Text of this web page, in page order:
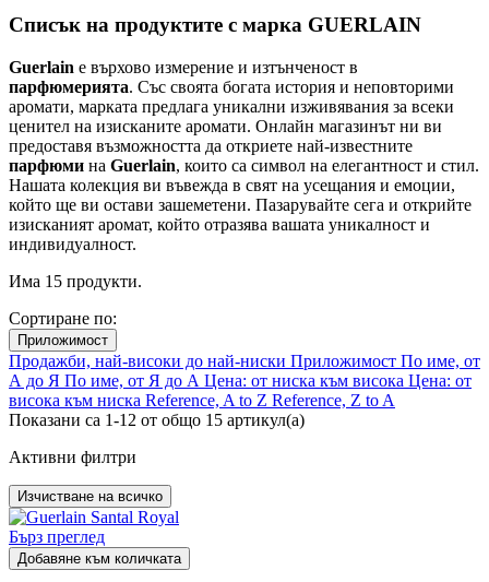
Списък на продуктите с марка GUERLAIN
Guerlain е върхово измерение и изтънченост в
парфюмерията. Със своята богата история и неповторими
аромати, марката предлага уникални изживявания за всеки
ценител на изисканите аромати. Онлайн магазинът ни ви
предоставя възможността да откриете най-известните
парфюми на Guerlain, които са символ на елегантност и стил.
Нашата колекция ви въвежда в свят на усещания и емоции,
който ще ви остави зашеметени. Пазарувайте сега и открийте
изисканият аромат, който отразява вашата уникалност и
индивидуалност.
Има 15 продукти.
Сортиране по:
Приложимост
Продажби, най-високи до най-ниски Приложимост По име, от
А до Я По име, от Я до А Цена: от ниска към висока Цена: от
висока към ниска Reference, A to Z Reference, Z to A
Показани са 1-12 от общо 15 артикул(а)
Активни филтри
Изчистване на всичко
Бърз преглед
Добавяне към количката